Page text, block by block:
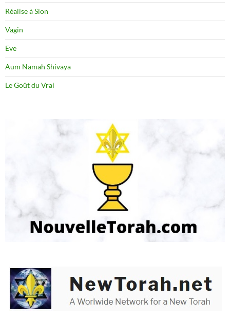
Réalise à Sion
Vagin
Eve
Aum Namah Shivaya
Le Goût du Vrai